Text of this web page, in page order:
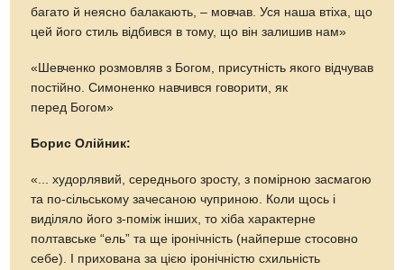
багато й неясно балакають, – мовчав. Уся наша втіха, що
цей його стиль відбився в тому, що він залишив нам»
«Шевченко розмовляв з Богом, присутність якого відчував
постійно. Симоненко навчився говорити, як
перед Богом»
Борис Олійник:
«... худорлявий, середнього зросту, з помірною засмагою
та по-сільському зачесаною чуприною. Коли щось і
виділяло його з-поміж інших, то хіба характерне
полтавське “ель” та ще іронічність (найперше стосовно
себе). І прихована за цією іронічністю схильність